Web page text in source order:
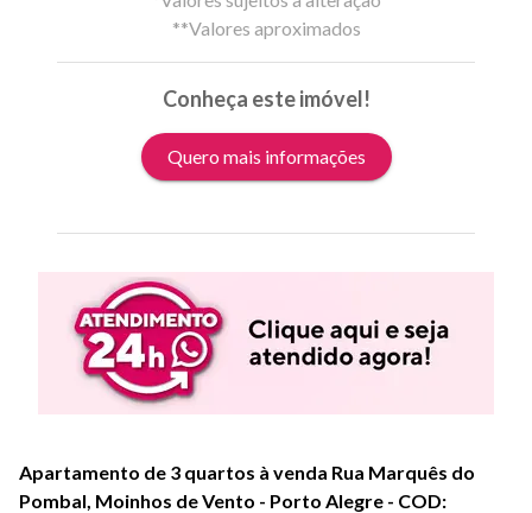
**Valores aproximados
Conheça este imóvel!
Quero mais informações
Apartamento de 3 quartos à venda Rua Marquês do
Pombal, Moinhos de Vento - Porto Alegre - COD: